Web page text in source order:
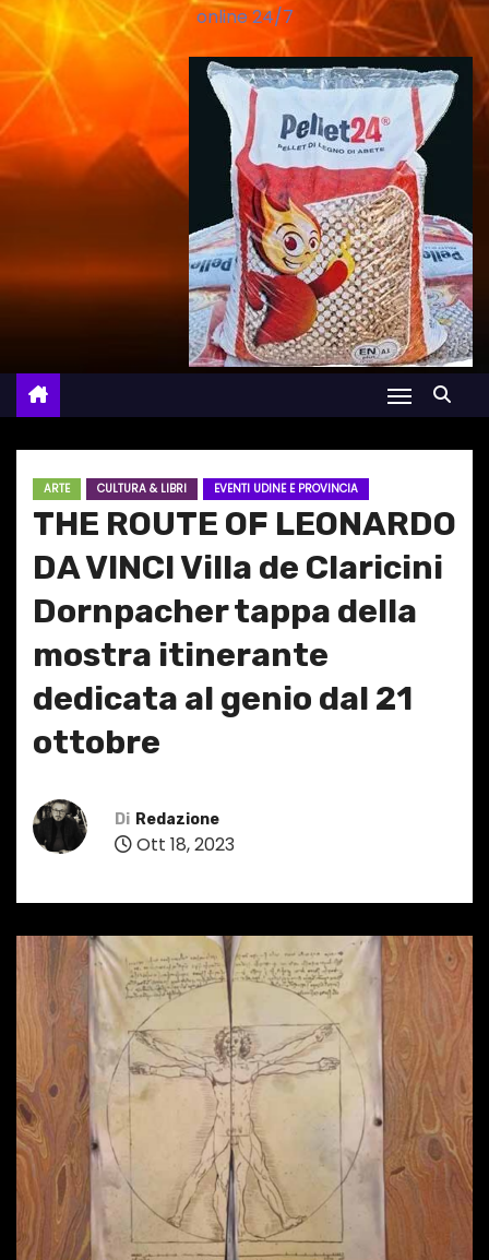
online 24/7
ARTE CULTURA & LIBRI EVENTI UDINE E PROVINCIA
THE ROUTE OF LEONARDO
DA VINCI Villa de Claricini
Dornpacher tappa della
mostra itinerante
dedicata al genio dal 21
ottobre
Di Redazione
Ott 18, 2023